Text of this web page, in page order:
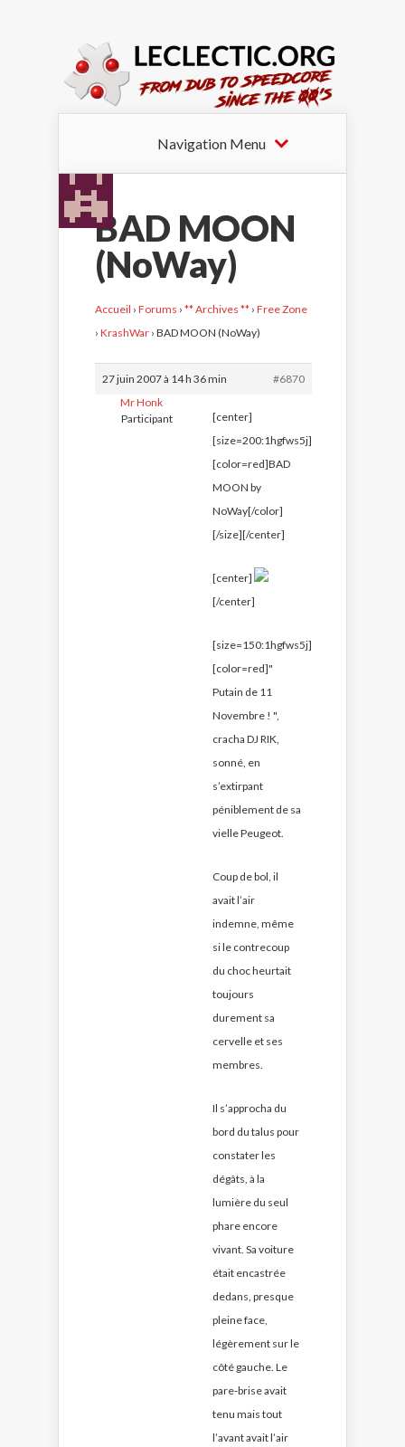
Navigation Menu
BAD MOON
(NoWay)
Accueil › Forums › ** Archives ** › Free Zone
› KrashWar › BAD MOON (NoWay)
27 juin 2007 à 14 h 36 min
#6870
Mr Honk
Participant
[center]
[size=200:1hgfws5j]
[color=red]BAD
MOON by
NoWay[/color]
[/size][/center]
[center]
[/center]
[size=150:1hgfws5j]
[color=red]"
Putain de 11
Novembre ! ",
cracha DJ RIK,
sonné, en
s’extirpant
péniblement de sa
vielle Peugeot.
Coup de bol, il
avait l’air
indemne, même
si le contrecoup
du choc heurtait
toujours
durement sa
cervelle et ses
membres.
Il s’approcha du
bord du talus pour
constater les
dégâts, à la
lumière du seul
phare encore
vivant. Sa voiture
était encastrée
dedans, presque
pleine face,
légèrement sur le
côté gauche. Le
pare-brise avait
tenu mais tout
l’avant avait l’air